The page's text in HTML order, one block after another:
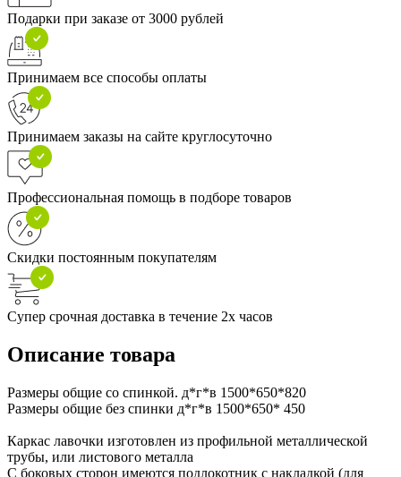
Подарки при заказе от 3000 рублей
Принимаем все способы оплаты
Принимаем заказы на сайте круглосуточно
Профессиональная помощь в подборе товаров
Скидки постоянным покупателям
Супер срочная доставка в течение 2х часов
Описание товара
Размеры общие со спинкой. д*г*в 1500*650*820
Размеры общие без спинки д*г*в 1500*650* 450
Каркас лавочки изготовлен из профильной металлической
трубы, или листового металла
С боковых сторон имеются подлокотник с накладкой (для